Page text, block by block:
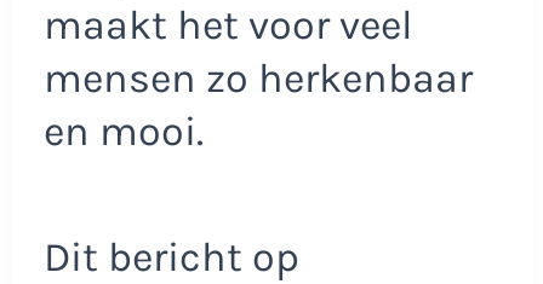
maakt het voor veel
mensen zo herkenbaar
en mooi.
Dit bericht op